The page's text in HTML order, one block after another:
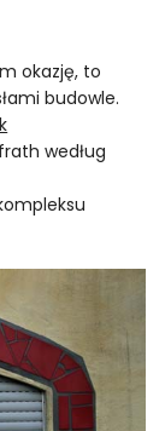
okazję, to
budowle.
według